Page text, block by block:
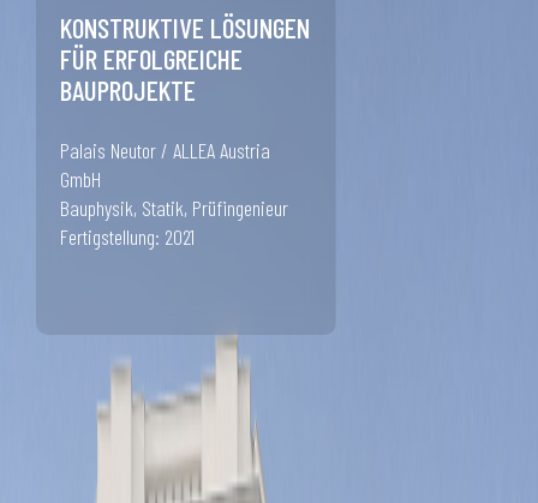
KONSTRUKTIVE LÖSUNGEN
FÜR ERFOLGREICHE
BAUPROJEKTE
Palais Neutor / ALLEA Austria
GmbH
Bauphysik, Statik, Prüfingenieur
Fertigstellung: 2021